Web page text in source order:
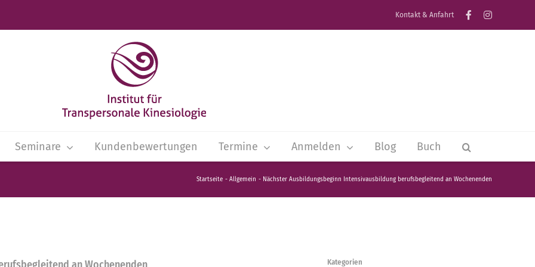
Kontakt & Anfahrt
Seminare Kundenbewertungen Termine Anmelden Blog Buch
Startseite Allgemein Nächster Ausbildungsbeginn Intensivausbildung berufsbegleitend an Wochenenden
Kategorien